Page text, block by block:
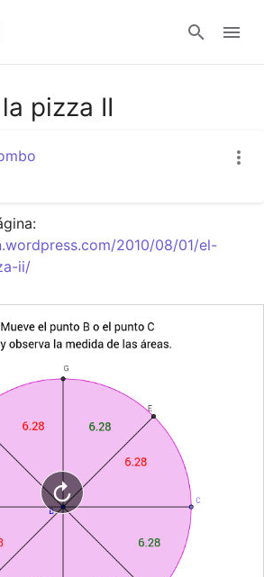
Abrir sesión
pizza II
Leer la siguiente página:
2010/08/01/el-
ii/